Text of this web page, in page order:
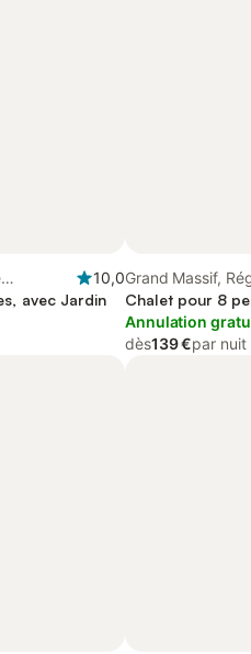
10,0
avec Jardin
Grand Massif,
Chalet pour 8
Annulation
dès139 €par nuit